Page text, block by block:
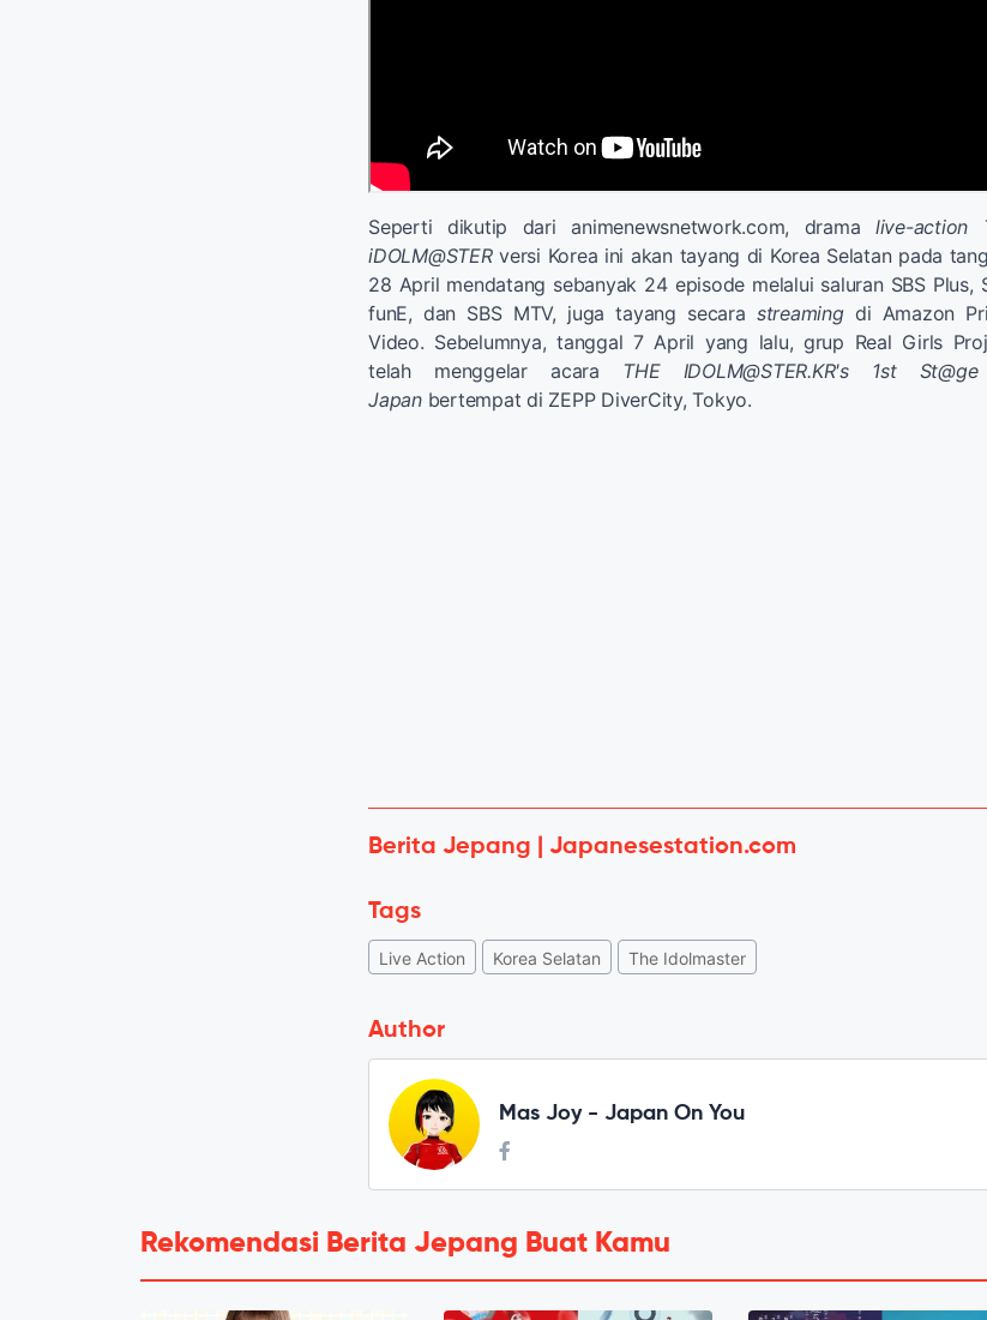
Seperti dikutip dari animenewsnetwork.com, drama live-action
iDOLM@STERversi Korea ini akan tayang di Korea Selatan pada
28 April mendatang sebanyak 24 episode melalui saluran SBS Plus,
funE, dan SBS MTV, juga tayang secara streamingdi Amazon
Video. Sebelumnya, tanggal 7 April yang lalu, grup Real Girls
telah menggelar acara THE IDOLM@STER.KR's 1st
Japanbertempat di ZEPP DiverCity, Tokyo.
Berita Jepang | Japanesestation.com
Tags
Live Action Korea Selatan The Idolmaster
Author
Mas Joy - Japan On You
Rekomendasi Berita Jepang Buat Kamu